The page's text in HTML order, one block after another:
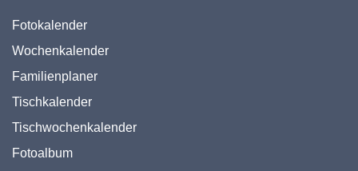
Fotokalender
Wochenkalender
Familienplaner
Tischkalender
Tischwochenkalender
Fotoalbum